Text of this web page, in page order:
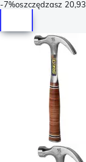
-7%oszczędzasz 20,93